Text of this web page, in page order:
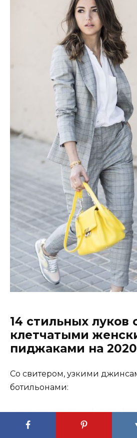
14 стильных луков
клетчатыми
пиджаками на 2020
Со свитером, узкими
ботильонами: